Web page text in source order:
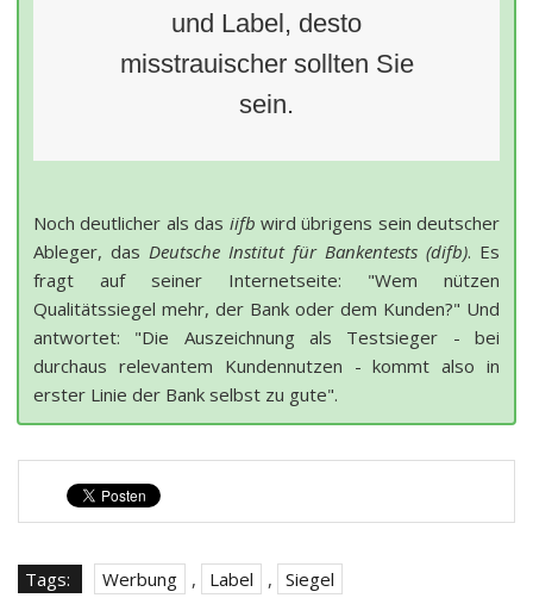
und Label, desto
misstrauischer sollten Sie
sein.
Noch deutlicher als das iifb wird übrigens sein deutscher
Ableger, das Deutsche Institut für Bankentests (difb). Es
fragt auf seiner Internetseite: "Wem nützen
Qualitätssiegel mehr, der Bank oder dem Kunden?" Und
antwortet: "Die Auszeichnung als Testsieger - bei
durchaus relevantem Kundennutzen - kommt also in
erster Linie der Bank selbst zu gute".
Tags: Werbung , Label , Siegel